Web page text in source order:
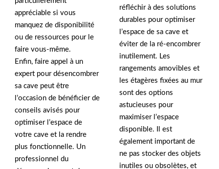
appréciable si vous
manquez de disponibilité
ou de ressources pour le
faire vous-même.
Enfin, faire appel à un
expert pour désencombrer
sa cave peut être
l’occasion de bénéficier de
conseils avisés pour
optimiser l’espace de
votre cave et la rendre
plus fonctionnelle. Un
professionnel du
réfléchir à des solutions
durables pour optimiser
l’espace de sa cave et
éviter de la ré-encombrer
inutilement. Les
rangements amovibles et
les étagères fixées au mur
sont des options
astucieuses pour
maximiser l’espace
disponible. Il est
également important de
ne pas stocker des objets
inutiles ou obsolètes, et